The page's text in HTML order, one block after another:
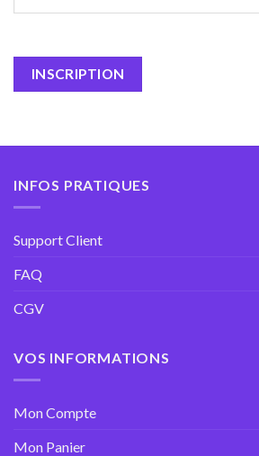
INFOS PRATIQUES
Support Client
FAQ
CGV
VOS INFORMATIONS
Mon Compte
Mon Panier